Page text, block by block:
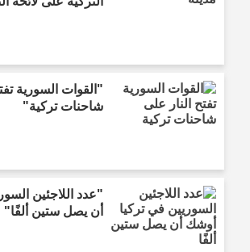
"القوات السورية تفتح
شاحنات تركية"
"عدد اللاجئين
أن يصل ستين ألفًا"